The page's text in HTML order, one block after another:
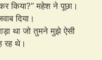
किया?” महेश ने पूछा।
दिया।
था जो तुमने मुझे ऐसी
रह थे।